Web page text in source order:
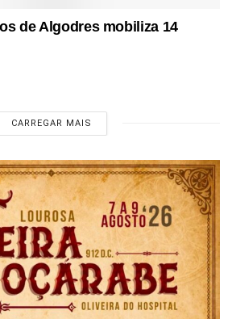
de Algodres mobiliza 14
CARREGAR MAIS